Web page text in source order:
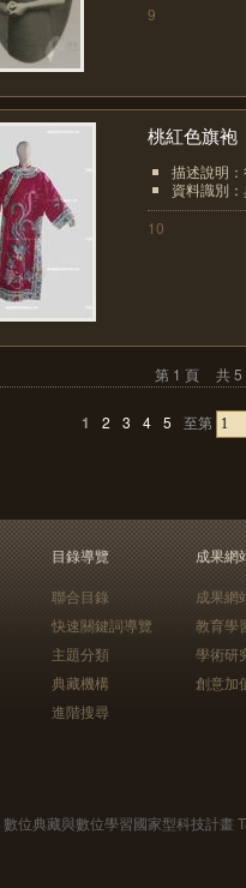
9
桃紅色旗袍
描述說明
資料識別
10
第 1 頁 共 5
1 2 3 4 5 至第
目錄導覽
聯合目錄
快速關鍵詞導覽
主題分類
典藏機構
進階搜尋
成果網
成果網
教育學
學術研
創意加
數位典藏與數位學習國家型科技計畫